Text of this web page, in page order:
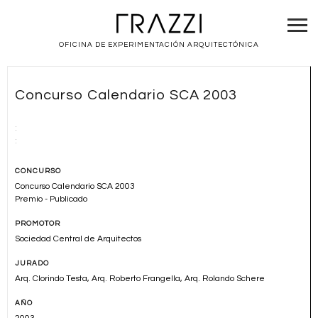
OFICINA DE EXPERIMENTACIÓN ARQUITECTÓNICA
Concurso Calendario SCA 2003
:
:
CONCURSO
Concurso Calendario SCA 2003
Premio - Publicado
PROMOTOR
Sociedad Central de Arquitectos
JURADO
Arq. Clorindo Testa, Arq. Roberto Frangella, Arq. Rolando Schere
AÑO